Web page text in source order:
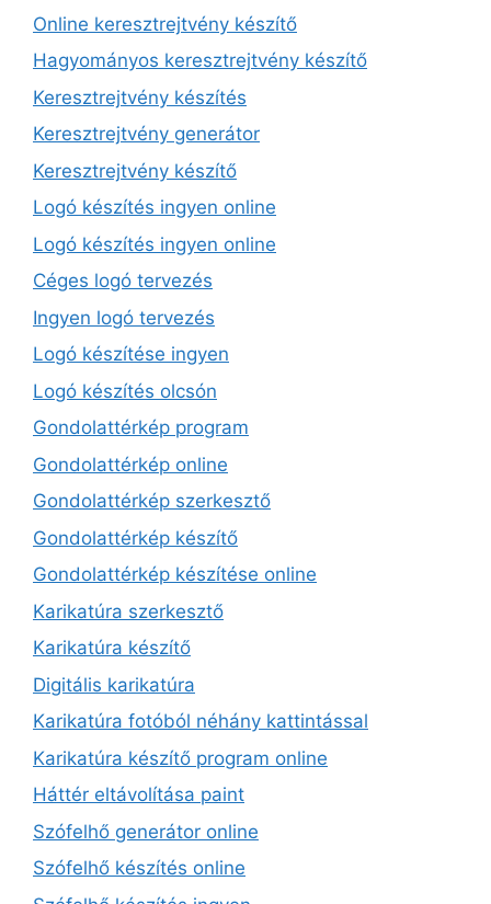
Online keresztrejtvény készítő
Hagyományos keresztrejtvény készítő
Keresztrejtvény készítés
Keresztrejtvény generátor
Keresztrejtvény készítő
Logó készítés ingyen online
Logó készítés ingyen online
Céges logó tervezés
Ingyen logó tervezés
Logó készítése ingyen
Logó készítés olcsón
Gondolattérkép program
Gondolattérkép online
Gondolattérkép szerkesztő
Gondolattérkép készítő
Gondolattérkép készítése online
Karikatúra szerkesztő
Karikatúra készítő
Digitális karikatúra
Karikatúra fotóból néhány kattintással
Karikatúra készítő program online
Háttér eltávolítása paint
Szófelhő generátor online
Szófelhő készítés online